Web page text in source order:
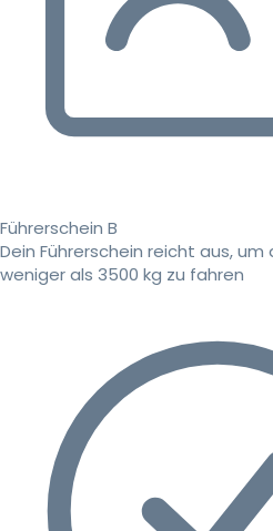
Führerschein B
Dein Führerschein reicht aus,
weniger als 3500 kg zu fahren